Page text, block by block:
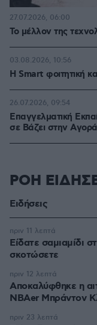
Το μέλλον της
27.07.2026, 06:00
Η Smart φοιτητική
03.08.2026, 10:56
Επαγγελματική
σε Bάζει στην
26.07.2026, 09:54
ΡΟΗ
Ειδήσεις
Είδατε σαμιαμίδι
σκοτώσετε
πριν 11 λεπτά
Αποκαλύφθηκε η
NBAer Μπράντον
πριν 12 λεπτά
πριν 23 λεπτά